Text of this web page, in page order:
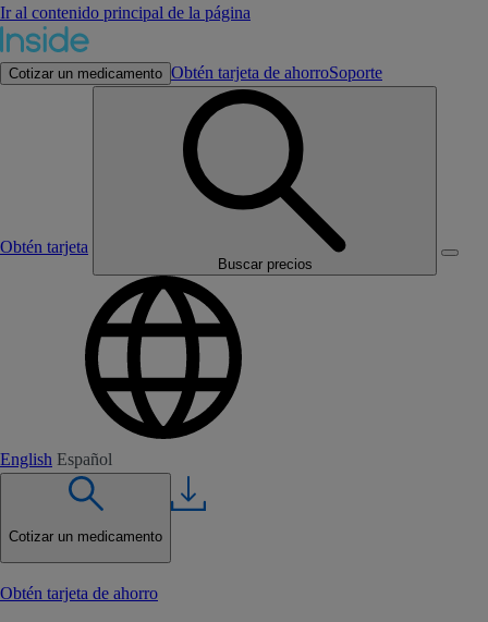
Ir al contenido principal de la página
Cotizar un medicamento Obtén tarjeta de ahorroSoporte
Obtén tarjeta
Buscar precios
English Español
Cotizar un medicamento
Obtén tarjeta de ahorro